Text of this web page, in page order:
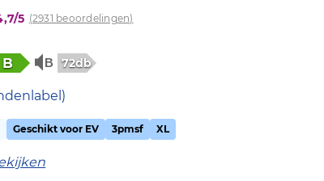
5 (2931 beoordelingen)
B 72db
Geschikt voor EV 3pmsf XL